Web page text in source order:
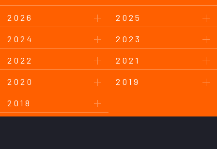
2026
2025
2024
2023
2022
2021
2020
2019
2018